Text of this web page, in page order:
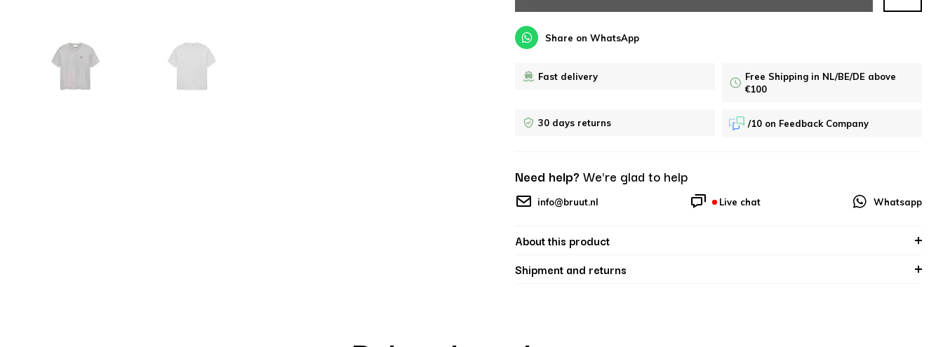
Share on WhatsApp
Fast delivery
Free Shipping in NL/BE/DE above
€100
30 days returns /10 on Feedback Company
Need help? We're glad to help
info@bruut.nl Live chat Whatsapp
About this product
Shipment and returns